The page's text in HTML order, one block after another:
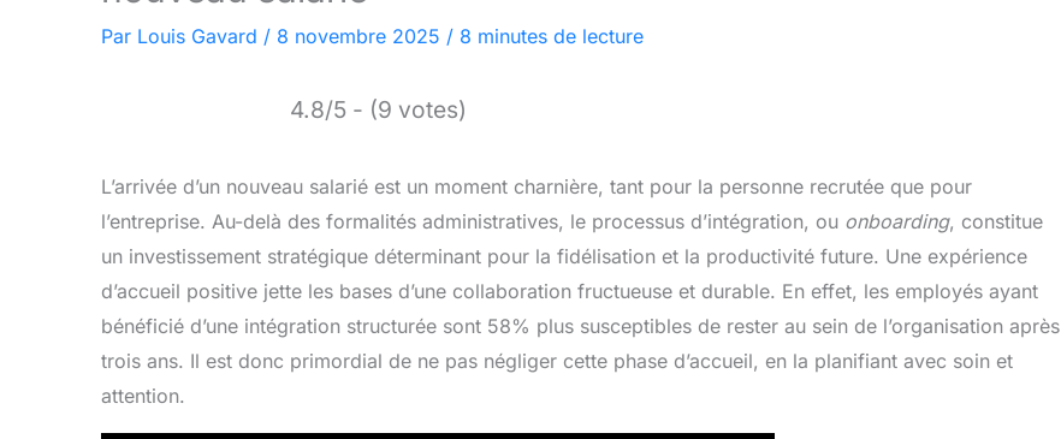
Par Louis Gavard / 8 novembre 2025 / 8 minutes de lecture
4.8/5 - (9 votes)
L’arrivée d’un nouveau salarié est un moment charnière, tant pour la personne recrutée que pour
l’entreprise. Au-delà des formalités administratives, le processus d’intégration, ou onboarding, constitue
un investissement stratégique déterminant pour la fidélisation et la productivité future. Une expérience
d’accueil positive jette les bases d’une collaboration fructueuse et durable. En effet, les employés ayant
bénéficié d’une intégration structurée sont 58% plus susceptibles de rester au sein de l’organisation après
trois ans. Il est donc primordial de ne pas négliger cette phase d’accueil, en la planifiant avec soin et
attention.